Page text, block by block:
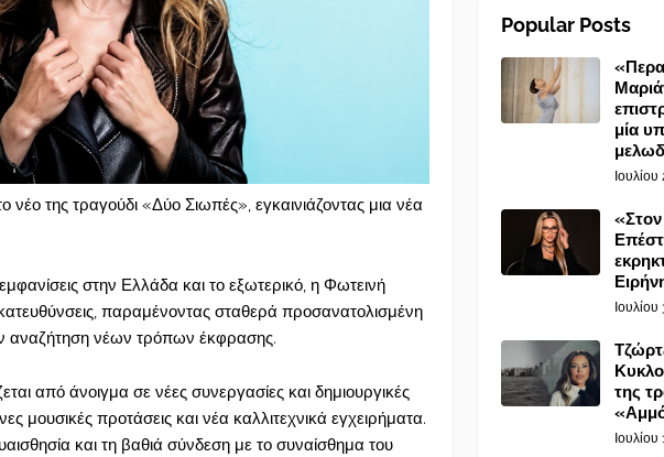
της τραγούδι «Δύο Σιωπές», εγκαινιάζοντας μια νέα
στην Ελλάδα και το εξωτερικό, η Φωτεινή
παραμένοντας σταθερά προσανατολισμένη
αναζήτηση νέων τρόπων έκφρασης.
από άνοιγμα σε νέες συνεργασίες και δημιουργικές
μουσικές προτάσεις και νέα καλλιτεχνικά εγχειρήματα.
και τη βαθιά σύνδεση με το συναίσθημα του
Popular Posts
μία
της